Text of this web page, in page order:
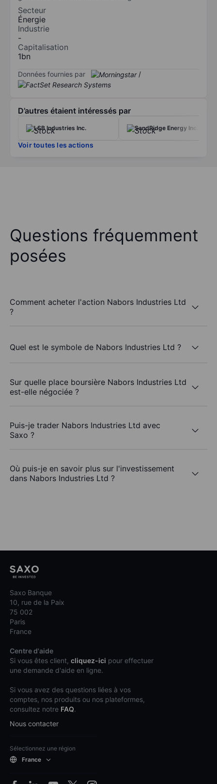
Secteur
Énergie
Industrie
-
Capitalisation
1bn
Données fournies par /
D’autres étaient intéressés par
LSB Industries Inc. SandRidge Energy Inc.
Voir toutes les actions
Questions fréquemment
posées
Comment acheter l'action Nabors Industries Ltd
?
Quel est le symbole de Nabors Industries Ltd ?
Sur quelle place boursière Nabors Industries Ltd
est-elle négociée ?
Puis-je trader Nabors Industries Ltd avec
Saxo ?
Où puis-je en savoir plus sur l'investissement
dans Nabors Industries Ltd ?
Saxo Banque
10, rue de la Paix
75 002
Paris
France
Centre d'aide
Si vous êtes client, cliquez-ici pour effectuer
une demande d'aide en ligne.
Si vous avez des questions liées à vos
comptes, nos produits ou nos plateformes,
consultez notre FAQ.
Nous contacter
Sélectionnez une région
France